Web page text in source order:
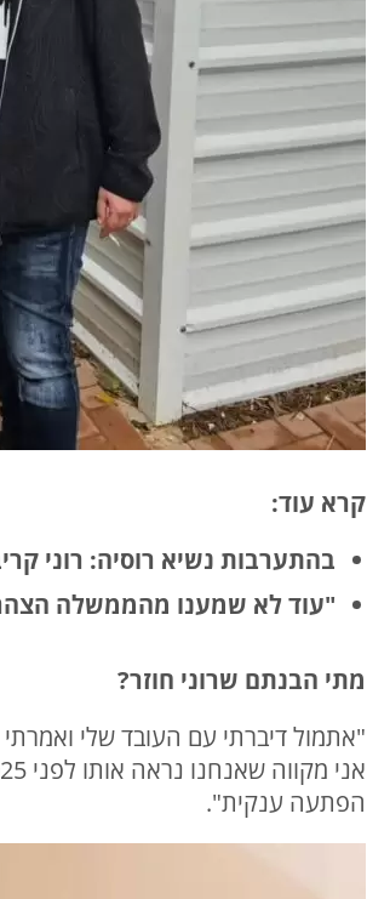
קרא עוד:
בהתערבות נשיא רוסיה: רוני
"עוד לא שמענו מהממשלה
מתי הבנתם שרוני חוזר?
הפתעה ענקית".